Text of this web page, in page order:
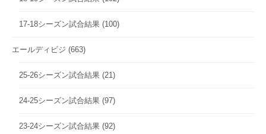
17-18シーズン試合結果 (100)
エールディビジ (663)
25-26シーズン試合結果 (21)
24-25シーズン試合結果 (97)
23-24シーズン試合結果 (92)